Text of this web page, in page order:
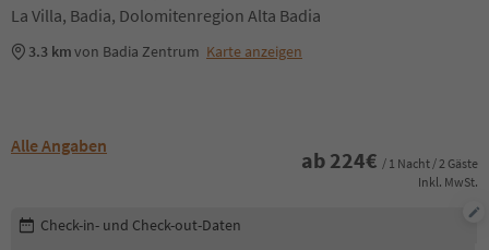
La Villa, Badia, Dolomitenregion Alta Badia
3.3 kmvon Badia Zentrum Karte anzeigen
Alle Angaben
ab 224€ / 1 Nacht / 2 Gäste
Inkl. MwSt.
Buchungsdetails bearbeiten
Check-in- und Check-out-Daten